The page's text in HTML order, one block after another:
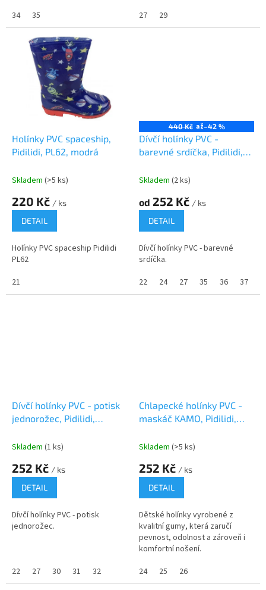
34 35
27
29
Holínky PVC spaceship,
Pidilidi, PL62, modrá
Skladem (>5 ks)
220 Kč / ks
DETAIL
Holínky PVC spaceship Pidilidi
PL62
21
440 Kč až–42 %
Dívčí holínky PVC -
barevné srdíčka, Pidilidi,
Skladem (2 ks)
od 252 Kč / ks
DETAIL
Dívčí holínky PVC - barevné
srdíčka.
22
24 27 35 36 37
Dívčí holínky PVC - potisk
jednorožec, Pidilidi,
Skladem (1 ks)
252 Kč / ks
DETAIL
Dívčí holínky PVC - potisk
jednorožec.
22 27 30 31 32
Chlapecké holínky PVC -
maskáč KAMO, Pidilidi,
Skladem (>5 ks)
252 Kč / ks
DETAIL
Dětské holínky vyrobené z
kvalitní gumy, která zaručí
pevnost, odolnost a zároveň i
komfortní nošení.
24
25 26